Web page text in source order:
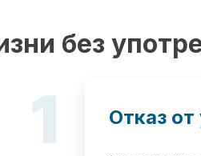
без
1 Отказ от